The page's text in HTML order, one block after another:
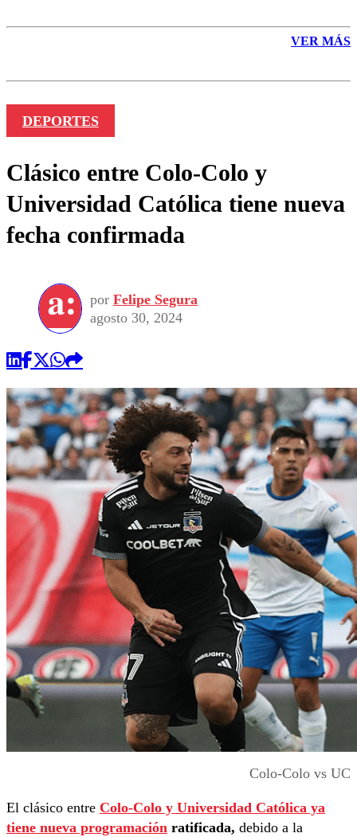
VER MÁS
DEPORTES
Clásico entre Colo-Colo y
Universidad Católica tiene nueva
fecha confirmada
por Felipe Segura
agosto 30, 2024
Colo-Colo vs UC
El clásico entre Colo-Colo y Universidad Católica ya
tiene nueva programación ratificada, debido a la